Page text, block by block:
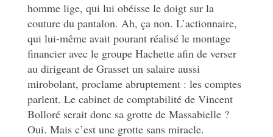
homme lige, qui lui obéisse le doigt sur la
couture du pantalon. Ah, ça non. L’actionnaire,
qui lui-même avait pourant réalisé le montage
financier avec le groupe Hachette afin de verser
au dirigeant de Grasset un salaire aussi
mirobolant, proclame abruptement : les comptes
parlent. Le cabinet de comptabilité de Vincent
Bolloré serait donc sa grotte de Massabielle ?
Oui. Mais c’est une grotte sans miracle.